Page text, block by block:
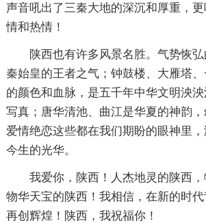
声音吼出了三秦大地的深沉和厚重，
情和热情！
陕西也有许多风景名胜。气势恢
秦始皇的王者之气；钟鼓楼、大雁塔
的颜色和血脉，是五千年中华文明泱
写真；唐华清池、曲江是华夏的神韵
爱情绝恋这些都在我们期盼的眼神里
今生的光华。
我爱你，陕西！人杰地灵的陕西，
物华天宝的陕西！我相信，在新的时
再创辉煌！陕西，我祝福你！